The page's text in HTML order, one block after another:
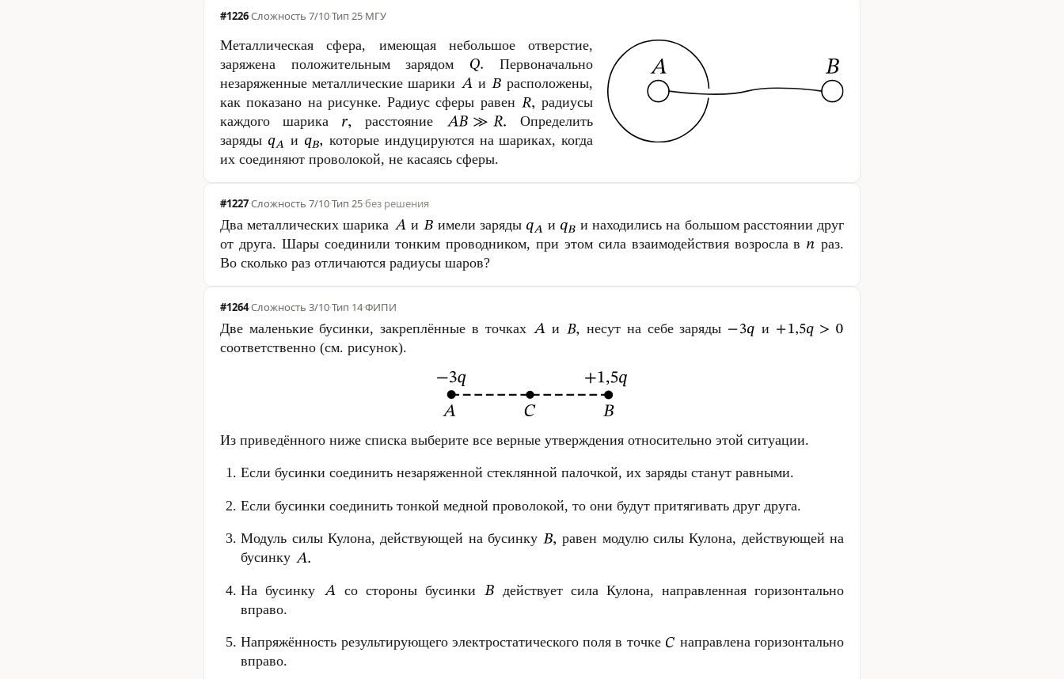
#1226·Сложность 7/10·Тип 25·МГУ
Металлическая сфера, имеющая небольшое отверстие,
заряжена положительным зарядом
Первоначально
незаряженные металлические шарики
и
расположены,
как показано на рисунке. Радиус сферы равен
радиусы
каждого шарика
расстояние
Определить
заряды
и
которые индуцируются на шариках, когда
их соединяют проволокой, не касаясь сферы.
#1227·Сложность 7/10·Тип 25·без решения
Два металлических шарика и имели заряды и
и находились на большом расстоянии друг
от друга. Шары соединили тонким проводником, при этом сила взаимодействия возросла в
раз.
Во сколько раз отличаются радиусы шаров?
#1264·Сложность 3/10·Тип 14·ФИПИ
Две маленькие бусинки, закреплённые в точках и несут на себе заряды
и
соответственно (см. рисунок).
Из приведённого ниже списка выберите все верные утверждения относительно этой ситуации.
Если бусинки соединить незаряженной стеклянной палочкой, их заряды станут равными.
Если бусинки соединить тонкой медной проволокой, то они будут притягивать друг друга.
Модуль силы Кулона, действующей на бусинку
равен модулю силы Кулона, действующей на
бусинку
На бусинку со стороны бусинки
действует сила Кулона, направленная горизонтально
вправо.
Напряжённость результирующего электростатического поля в точке
направлена горизонтально
вправо.